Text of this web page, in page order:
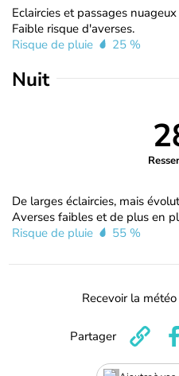
Eclaircies et passages
Faible risque d'averses.
Risque de pluie
25 %
Nuit
De larges éclaircies, mais
Averses faibles et de plus en
Risque de pluie
55 %
Recevoir la
Partager